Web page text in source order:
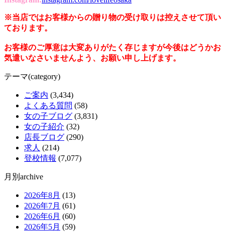
※当店ではお客様からの贈り物の受け取りは控えさせて頂い
ております。
お客様のご厚意は大変ありがたく存じますが今後はどうかお
気遣いなさいませんよう、お願い申し上げます。
テーマ(category)
ご案内 (3,434)
よくある質問 (58)
女の子ブログ (3,831)
女の子紹介 (32)
店長ブログ (290)
求人 (214)
登校情報 (7,077)
月別archive
2026年8月 (13)
2026年7月 (61)
2026年6月 (60)
2026年5月 (59)